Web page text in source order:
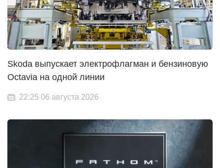
Skoda выпускает электрофлагман и бензиновую
Octavia на одной линии
22:25 06 августа 2026